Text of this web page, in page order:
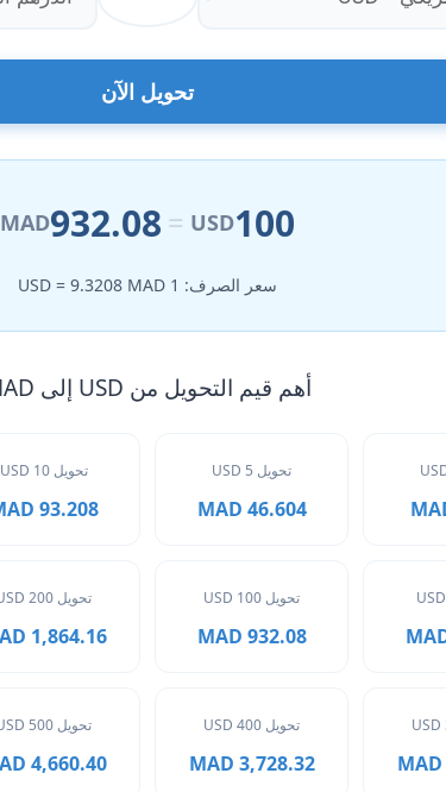
تحويل الآن
100
USD
=
932.08
MAD
سعر الصرف: 1 USD = 9.3208 MAD
أهم قيم التحويل من USD إلى MAD
تحويل 5 USD
46.604 MAD
تحويل 10 USD
93.208 MAD
تحويل 100 USD
932.08 MAD
تحويل 200 USD
1,864.16 MAD
تحويل 400 USD
3,728.32 MAD
تحويل 500 USD
4,660.40 MAD